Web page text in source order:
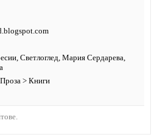
blogspot.com
Светлоглед, Мария Сердарева,
Проза > Книги